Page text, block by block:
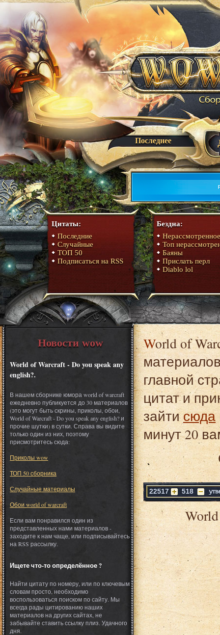
Последнее
Цитаты:
Последние
Случайные
ТОП 50
Подписаться на RSS
Бездна:
Нерассмотренное
Топ
Баяны
Прислать перл
Diablo lol
Новости wow
World of Warcraft - Do you speak any
english?.
В нашем сборнике юмора world of warcraft
ежедневно публикуется до 30 материалов
(это могут быть скрины, приколы, обои,
World of Warcraft - Do you speak any english? и
прочие шутки) в сутки. Справа вы видите
только один из них, поэтому
присмотритесь сюда:
Приколы wow
ТОП 50 сборника
Случайные материалы
Обои world of warcraft
Если вам понравился один из
представленных нами материалов -
заходите к нам чаще, или подписывайтесь
на RSS рассылку.
Ищете что-то определённое ?
Найти цитату по номеру, или по ключевым
словам просто, необходимо
воспользоваться поиском по сайту. Мы
всегда рады цитированию наших
материалов на других сайтах, не
забывайте ставить ссылку плиз. Удачного
дня.
World of Warcraft - Do you speak any english?. Это один из
главной
цитат и
зайтисюда
минут 20
22517 518